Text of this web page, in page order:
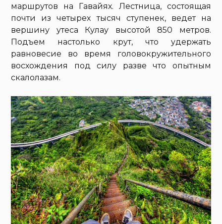
маршрутов на Гавайях. Лестница, состоящая
почти из четырех тысяч ступенек, ведет на
вершину утеса Кулау высотой 850 метров.
Подъем настолько крут, что удержать
равновесие во время головокружительного
восхождения под силу разве что опытным
скалолазам.